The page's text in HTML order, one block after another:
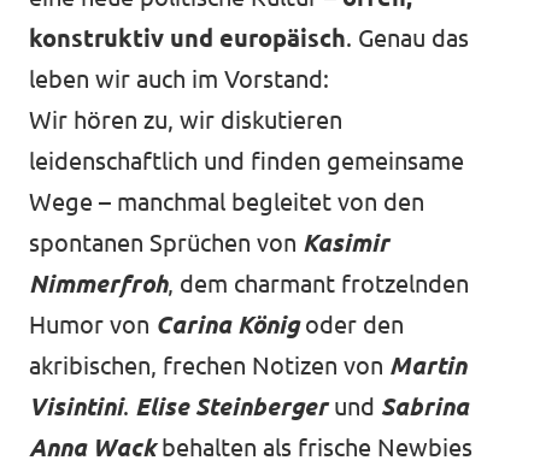
konstruktiv und europäisch. Genau das
leben wir auch im Vorstand:
Wir hören zu, wir diskutieren
leidenschaftlich und finden gemeinsame
Wege – manchmal begleitet von den
spontanen Sprüchen von Kasimir
Nimmerfroh, dem charmant frotzelnden
Humor von Carina Königoder den
akribischen, frechen Notizen von Martin
Visintini. Elise Steinbergerund Sabrina
Anna Wackbehalten als frische Newbies